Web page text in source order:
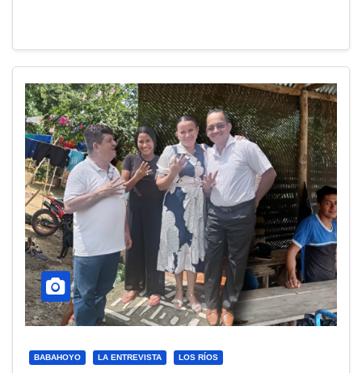
BABAHOYO LA ENTREVISTA LOS RÍOS